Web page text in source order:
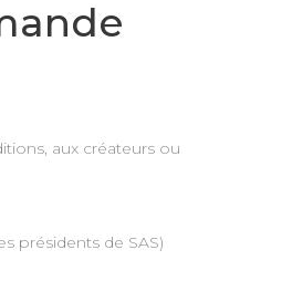
aux créateurs ou
présidents de SAS)